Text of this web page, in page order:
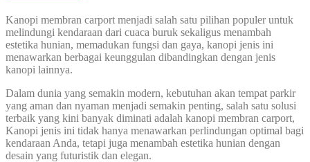
Kanopi membran carport menjadi salah satu pilihan populer untuk
melindungi kendaraan dari cuaca buruk sekaligus menambah
estetika hunian, memadukan fungsi dan gaya, kanopi jenis ini
menawarkan berbagai keunggulan dibandingkan dengan jenis
kanopi lainnya.
Dalam dunia yang semakin modern, kebutuhan akan tempat parkir
yang aman dan nyaman menjadi semakin penting, salah satu solusi
terbaik yang kini banyak diminati adalah kanopi membran carport,
Kanopi jenis ini tidak hanya menawarkan perlindungan optimal bagi
kendaraan Anda, tetapi juga menambah estetika hunian dengan
desain yang futuristik dan elegan.